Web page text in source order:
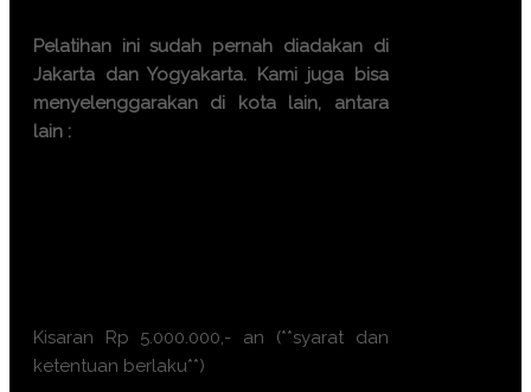
Pelatihan ini sudah pernah diadakan di
Jakarta dan Yogyakarta. Kami juga bisa
menyelenggarakan di kota lain, antara
lain :
Kisaran Rp 5.000.000,- an (**syarat dan
ketentuan berlaku**)